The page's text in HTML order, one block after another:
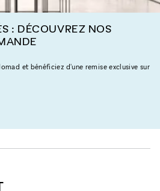
: DÉCOUVREZ NOS
et bénéficiez d'une remise exclusive sur